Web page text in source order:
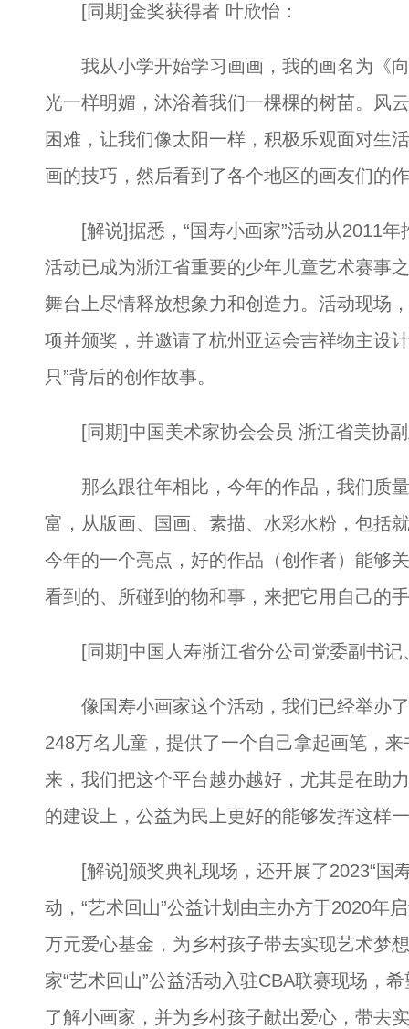
[同期]金奖获得者 叶欣怡：
我从小学开始学习画画，我的画名为《向
光一样明媚，沐浴着我们一棵棵的树苗。风
困难，让我们像太阳一样，积极乐观面对生
画的技巧，然后看到了各个地区的画友们的
[解说]据悉，“国寿小画家”活动从2011年
活动已成为浙江省重要的少年儿童艺术赛事
舞台上尽情释放想象力和创造力。活动现场
项并颁奖，并邀请了杭州亚运会吉祥物主设
只”背后的创作故事。
[同期]中国美术家协会会员 浙江省美协副
那么跟往年相比，今年的作品，我们质量
富，从版画、国画、素描、水彩水粉，包括
今年的一个亮点，好的作品（创作者）能够
看到的、所碰到的物和事，来把它用自己的
[同期]中国人寿浙江省分公司党委副书记
像国寿小画家这个活动，我们已经举办了
248万名儿童，提供了一个自己拿起画笔，
来，我们把这个平台越办越好，尤其是在助
的建设上，公益为民上更好的能够发挥这样
[解说]颁奖典礼现场，还开展了2023“国
动，“艺术回山”公益计划由主办方于2020年
万元爱心基金，为乡村孩子带去实现艺术梦
家“艺术回山”公益活动入驻CBA联赛现场，
了解小画家，并为乡村孩子献出爱心，带去